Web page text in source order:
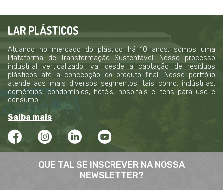
LAR PLÁSTICOS
Atuando no mercado do plástico há 10 anos, somos uma
Plataforma de Transformação Sustentável. Nosso processo
industrial verticalizado, vai desde a captação de resíduos
plásticos até a concepção do produto final. Nosso portfólio
atende aos mais diversos segmentos, tais como: indústrias,
comércios, condomínios, hotéis, hospitais e itens para uso e
consumo.
Saiba mais
QUE TAL SE INSCREVER NA NOSSA
NEWSLETTER?